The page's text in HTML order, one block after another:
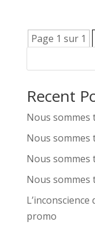
Page 1 sur 1
Recent
Nous sommes
Nous sommes
Nous sommes
Nous sommes
promo